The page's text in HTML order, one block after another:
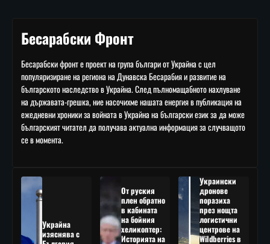
Бесарабски Фронт
Бесарабски фронт е проект на група българи от Украйна с цел
популяризиране на региона на Дунавска Бесарабия и развитие на
българското наследство в Украйна. След пълномащабното нахлуване
на държавата-грешка, ние насочихме нашата енергия в публикация на
ежедневни хроники за войната в Украйна на български език за да може
българският читател да получава актуална информация за случващото
се в момента.
Украйна
изяснява с
От руския
плен обратно
в кабината
на бойния
хеликоптер:
Историята на
Украински
дронове
поразиха
през нощта
логистични
центрове на
Wildberries в